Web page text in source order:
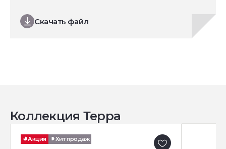
Скачать файл
Коллекция Терра
Акция Хит продаж